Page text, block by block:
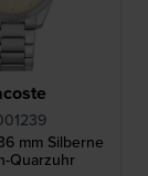
mm Silberne
Quarzuhr